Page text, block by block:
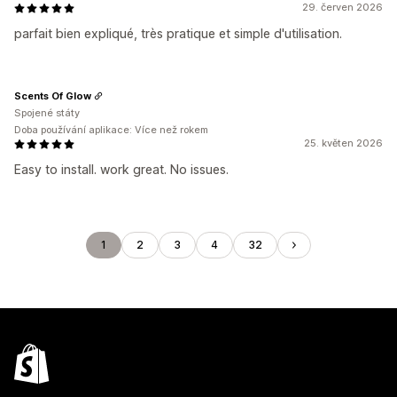
29. červen 2026
parfait bien expliqué, très pratique et simple d'utilisation.
25. květen 2026
Easy to install. work great. No issues.
Scents Of Glow
Spojené státy
Doba používání aplikace: Více než rokem
1 2 3 4 32